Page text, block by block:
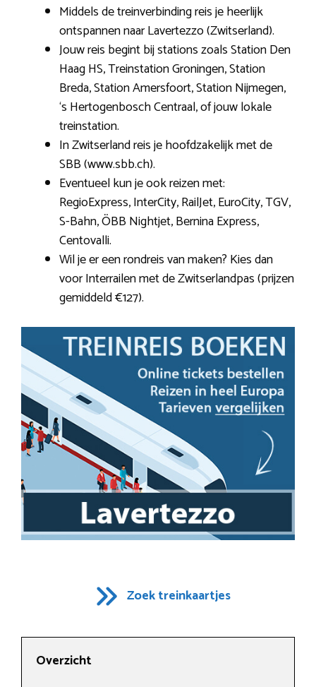
Middels de treinverbinding reis je heerlijk
ontspannen naar Lavertezzo (Zwitserland).
Jouw reis begint bij stations zoals Station Den
Haag HS, Treinstation Groningen, Station
Breda, Station Amersfoort, Station Nijmegen,
‘s Hertogenbosch Centraal, of jouw lokale
treinstation.
In Zwitserland reis je hoofdzakelijk met de
SBB (www.sbb.ch).
Eventueel kun je ook reizen met:
RegioExpress, InterCity, RailJet, EuroCity, TGV,
S-Bahn, ÖBB Nightjet, Bernina Express,
Centovalli.
Wil je er een rondreis van maken? Kies dan
voor Interrailen met de Zwitserlandpas (prijzen
gemiddeld €127).
Zoek treinkaartjes
Overzicht